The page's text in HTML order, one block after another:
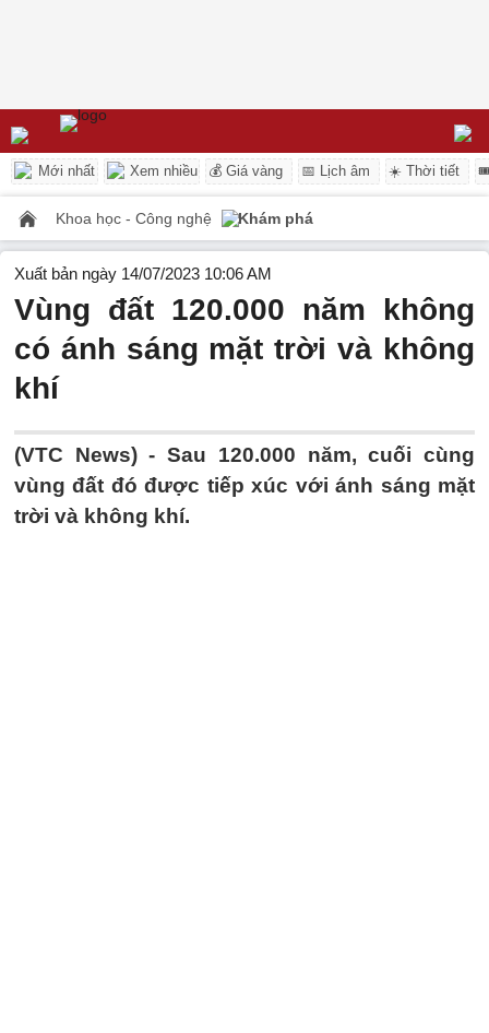
Mới nhất Xem nhiều 💰 Giá vàng 📅 Lịch âm ☀️ Thời tiết
Khoa học - Công nghệ Khám phá
Xuất bản ngày 14/07/2023 10:06 AM
Vùng đất 120.000 năm không
có ánh sáng mặt trời và không
khí
(VTC News) -Sau 120.000 năm, cuối cùng
vùng đất đó được tiếp xúc với ánh sáng mặt
trời và không khí.